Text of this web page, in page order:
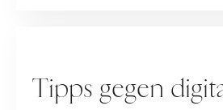
Tipps gegen